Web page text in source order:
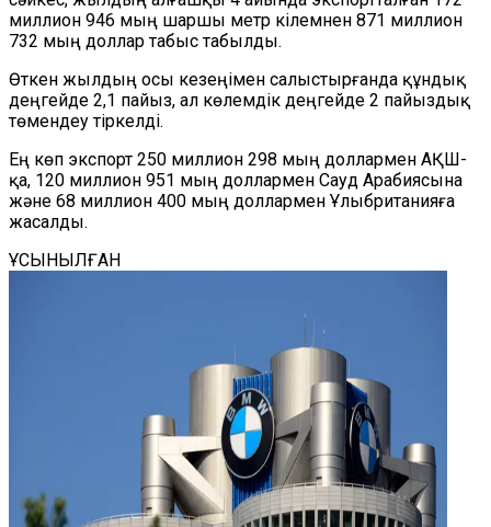
миллион 946 мың шаршы метр кілемнен 871 миллион
732 мың доллар табыс табылды.
Өткен жылдың осы кезеңімен салыстырғанда құндық
деңгейде 2,1 пайыз, ал көлемдік деңгейде 2 пайыздық
төмендеу тіркелді.
Ең көп экспорт 250 миллион 298 мың доллармен АҚШ-
қа, 120 миллион 951 мың доллармен Сауд Арабиясына
және 68 миллион 400 мың доллармен Ұлыбританияға
жасалды.
ҰСЫНЫЛҒАН